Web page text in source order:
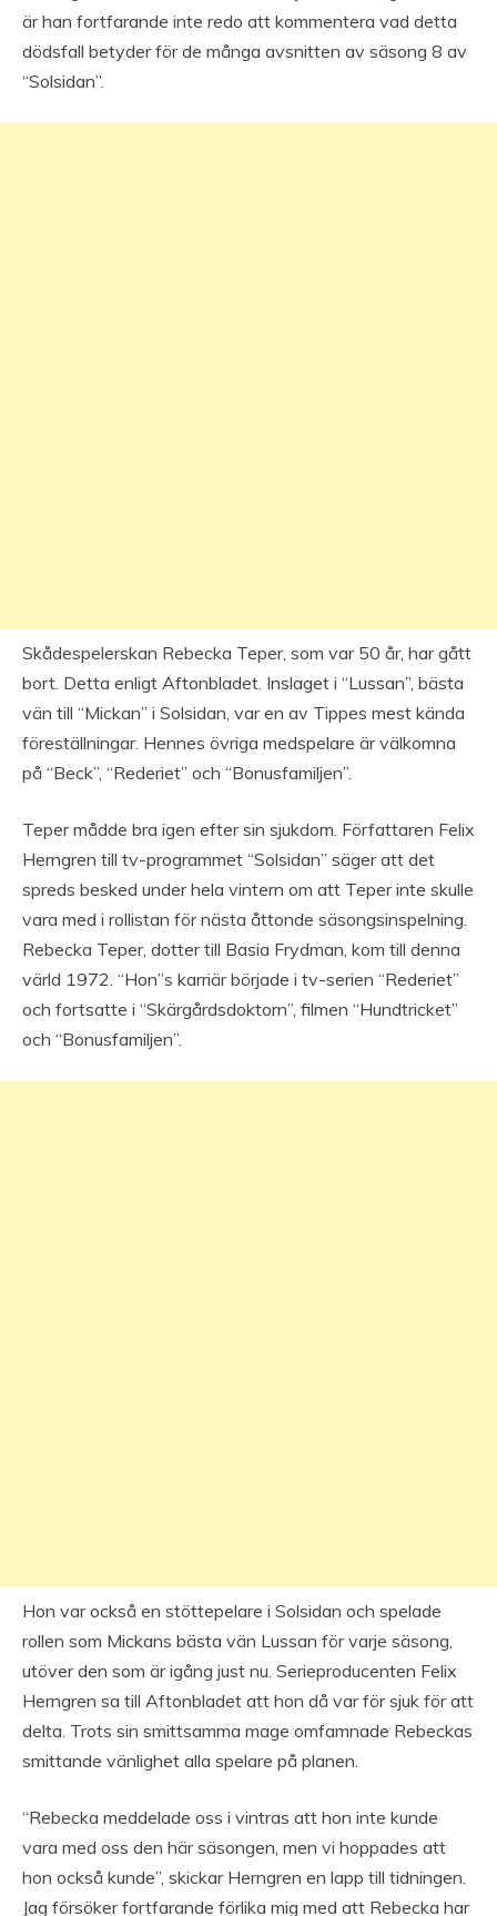
är han fortfarande inte redo att kommentera vad detta
dödsfall betyder för de många avsnitten av säsong 8 av
“Solsidan”.
Skådespelerskan Rebecka Teper, som var 50 år, har gått
bort. Detta enligt Aftonbladet. Inslaget i “Lussan”, bästa
vän till “Mickan” i Solsidan, var en av Tippes mest kända
föreställningar. Hennes övriga medspelare är välkomna
på “Beck”, “Rederiet” och “Bonusfamiljen”.
Teper mådde bra igen efter sin sjukdom. Författaren Felix
Herngren till tv-programmet “Solsidan” säger att det
spreds besked under hela vintern om att Teper inte skulle
vara med i rollistan för nästa åttonde säsongsinspelning.
Rebecka Teper, dotter till Basia Frydman, kom till denna
värld 1972. “Hon”s karriär började i tv-serien “Rederiet”
och fortsatte i “Skärgårdsdoktorn”, filmen “Hundtricket”
och “Bonusfamiljen”.
Hon var också en stöttepelare i Solsidan och spelade
rollen som Mickans bästa vän Lussan för varje säsong,
utöver den som är igång just nu. Serieproducenten Felix
Herngren sa till Aftonbladet att hon då var för sjuk för att
delta. Trots sin smittsamma mage omfamnade Rebeckas
smittande vänlighet alla spelare på planen.
“Rebecka meddelade oss i vintras att hon inte kunde
vara med oss den här säsongen, men vi hoppades att
hon också kunde”, skickar Herngren en lapp till tidningen.
Jag försöker fortfarande förlika mig med att Rebecka har